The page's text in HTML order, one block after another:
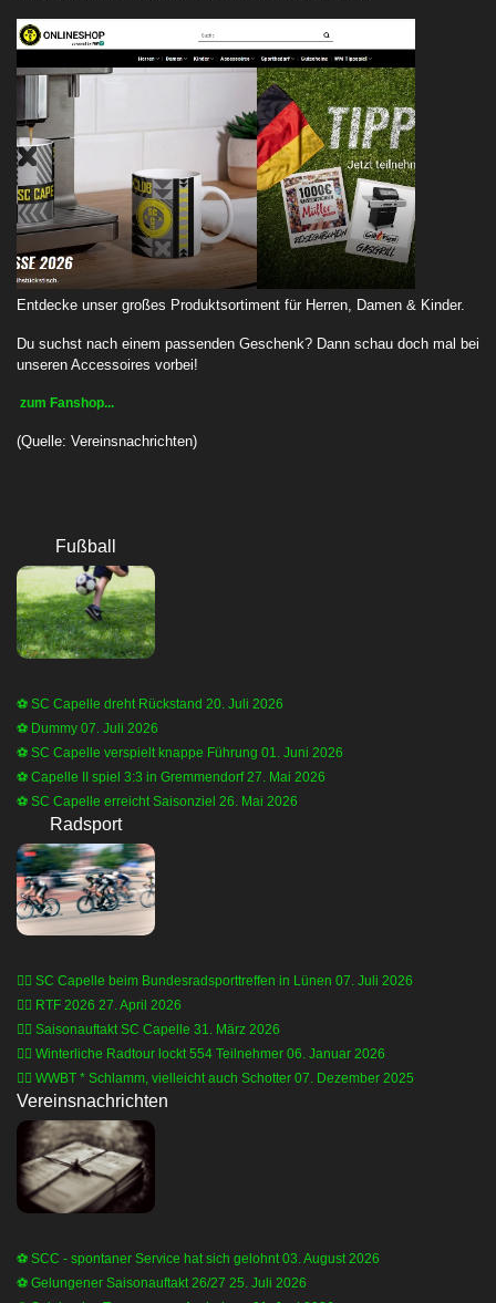
Entdecke unser großes Produktsortiment für Herren, Damen & Kinder.
Du suchst nach einem passenden Geschenk? Dann schau doch mal bei
unseren Accessoires vorbei!
zum Fanshop...
(Quelle: Vereinsnachrichten)
Fußball
⚽️ SC Capelle dreht Rückstand 20. Juli 2026
⚽️ Dummy 07. Juli 2026
⚽️ SC Capelle verspielt knappe Führung 01. Juni 2026
⚽️ Capelle II spiel 3:3 in Gremmendorf27. Mai 2026
⚽️ SC Capelle erreicht Saisonziel 26. Mai 2026
Radsport
🚴‍♂️ SC Capelle beim Bundesradsporttreffen in Lünen 07. Juli 2026
🚴‍♂️ RTF 2026 27. April 2026
🚴‍♂️ Saisonauftakt SC Capelle 31. März 2026
🚴‍♂️ Winterliche Radtour lockt 554 Teilnehmer 06. Januar 2026
🚴‍♂️ WWBT * Schlamm, vielleicht auch Schotter 07. Dezember 2025
Vereinsnachrichten
⚽️ SCC - spontaner Service hat sich gelohnt03. August 2026
⚽️ Gelungener Saisonauftakt 26/27 25. Juli 2026